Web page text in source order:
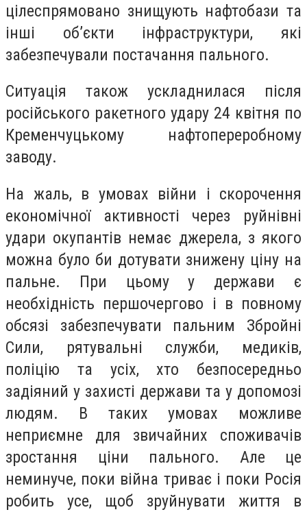
цілеспрямовано знищують нафтобази та
інші обʼєкти інфраструктури, які
забезпечували постачання пального.
Ситуація також ускладнилася після
російського ракетного удару 24 квітня по
Кременчуцькому нафтопереробному
заводу.
На жаль, в умовах війни і скорочення
економічної активності через руйнівні
удари окупантів немає джерела, з якого
можна було би дотувати знижену ціну на
пальне. При цьому у держави є
необхідність першочергово і в повному
обсязі забезпечувати пальним Збройні
Сили, рятувальні служби, медиків,
поліцію та усіх, хто безпосередньо
задіяний у захисті держави та у допомозі
людям. В таких умовах можливе
неприємне для звичайних споживачів
зростання ціни пального. Але це
неминуче, поки війна триває і поки Росія
робить усе, щоб зруйнувати життя в